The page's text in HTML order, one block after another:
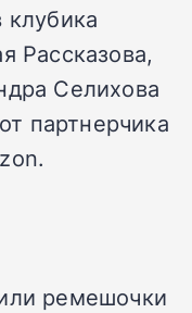
клубика
Рассказова,
Селихова
партнерчика
ремешочки